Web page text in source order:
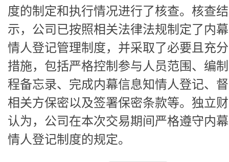
度的制定和执行情况进行了核查。核查
示，公司已按照相关法律法规制定了内
情人登记管理制度，并采取了必要且充
措施，包括严格控制参与人员范围、编
程备忘录、完成内幕信息知情人登记、
相关方保密以及签署保密条款等。独立
认为，公司在本次交易期间严格遵守内
情人登记制度的规定。